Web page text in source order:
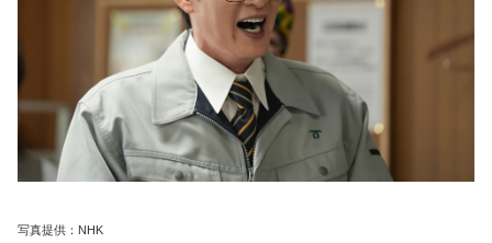
写真提供：NHK